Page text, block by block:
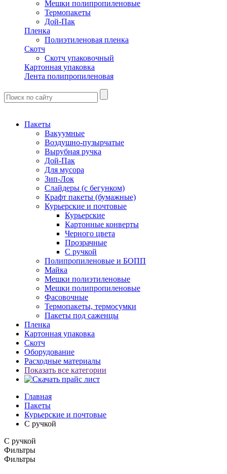
Мешки полипропиленовые
Термопакеты
Дой-Пак
Пленка
Полиэтиленовая пленка
Скотч
Скотч упаковочный
Картонная упаковка
Лента полипропиленовая
Пакеты
Вакуумные
Воздушно-пузырчатые
Вырубная ручка
Дой-Пак
Для мусора
Зип-Лок
Слайдеры (с бегунком)
Крафт пакеты (бумажные)
Курьерские и почтовые
Курьерские
Картонные конверты
Черного цвета
Прозрачные
С ручкой
Полипропиленовые и БОПП
Майка
Мешки полиэтиленовые
Мешки полипропиленовые
Фасовочные
Термопакеты, термосумки
Пакеты под саженцы
Пленка
Картонная упаковка
Скотч
Оборудование
Расходные материалы
Показать все категории
Главная
Пакеты
Курьерские и почтовые
С ручкой
С ручкой
Фильтры
Фильтры